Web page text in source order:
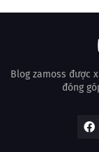
Blog zamoss được
đóng